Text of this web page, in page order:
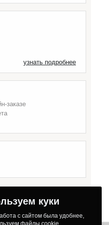
узнать подробнее
заказе
куки
с сайтом была удобнее,
файлы cookie.